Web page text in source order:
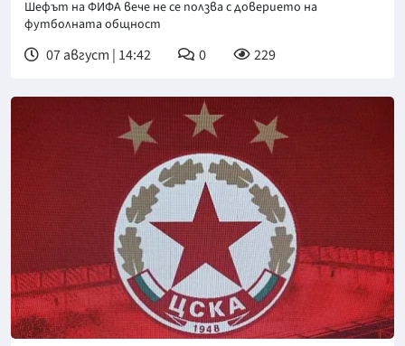
Шефът на ФИФА вече не се ползва с доверието на
футболната общност
07 август | 14:42 0 229
Снимка: БГНЕС